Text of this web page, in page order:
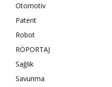
Otomotiv
Patent
Robot
RÖPORTAJ
Sağlık
Savunma